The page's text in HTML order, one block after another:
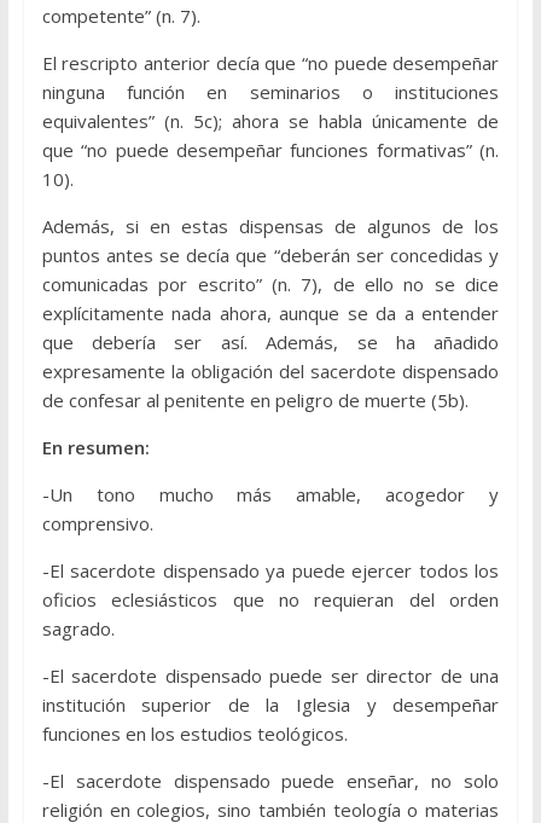
competente” (n. 7).
El rescripto anterior decía que “no puede desempeñar
ninguna función en seminarios o instituciones
equivalentes” (n. 5c); ahora se habla únicamente de
que “no puede desempeñar funciones formativas” (n.
10).
Además, si en estas dispensas de algunos de los
puntos antes se decía que “deberán ser concedidas y
comunicadas por escrito” (n. 7), de ello no se dice
explícitamente nada ahora, aunque se da a entender
que debería ser así. Además, se ha añadido
expresamente la obligación del sacerdote dispensado
de confesar al penitente en peligro de muerte (5b).
En resumen:
-Un tono mucho más amable, acogedor y
comprensivo.
-El sacerdote dispensado ya puede ejercer todos los
oficios eclesiásticos que no requieran del orden
sagrado.
-El sacerdote dispensado puede ser director de una
institución superior de la Iglesia y desempeñar
funciones en los estudios teológicos.
-El sacerdote dispensado puede enseñar, no solo
religión en colegios, sino también teología o materias